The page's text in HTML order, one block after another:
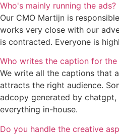
Who's mainly running the ads?
Our CMO Martijn is
works very close with our
is contracted. Everyone is
Who writes the caption for the
We write all the captions that
attracts the right audience.
adcopy generated by
everything in-house.
Do you handle the creative